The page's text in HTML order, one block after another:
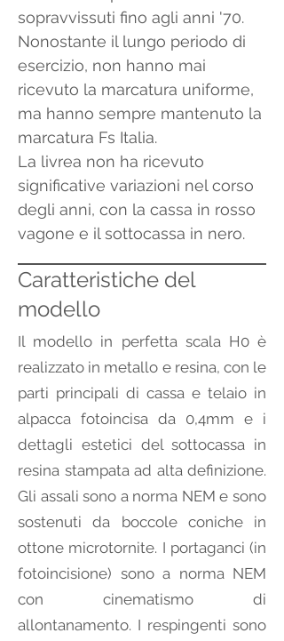
sopravvissuti fino agli anni '70.
Nonostante il lungo periodo di
esercizio, non hanno mai
ricevuto la marcatura uniforme,
ma hanno sempre mantenuto la
marcatura Fs Italia.
La livrea non ha ricevuto
significative variazioni nel corso
degli anni, con la cassa in rosso
vagone e il sottocassa in nero.
Caratteristiche del
modello
Il modello in perfetta scala H0 è
realizzato in metallo e resina, con le
parti principali di cassa e telaio in
alpacca fotoincisa da 0,4mm e i
dettagli estetici del sottocassa in
resina stampata ad alta definizione.
Gli assali sono a norma NEM e sono
sostenuti da boccole coniche in
ottone microtornite. I portaganci (in
fotoincisione) sono a norma NEM
con cinematismo di
allontanamento. I respingenti sono